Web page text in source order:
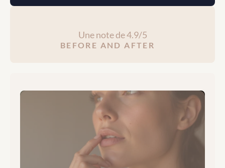
Une note de 4.9/5
BEFORE AND AFTER